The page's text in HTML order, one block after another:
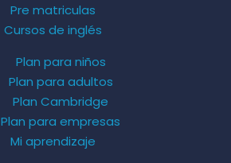
Pre matriculas
Cursos de inglés
Plan para niños
Plan para adultos
Plan Cambridge
Plan para empresas
Mi aprendizaje